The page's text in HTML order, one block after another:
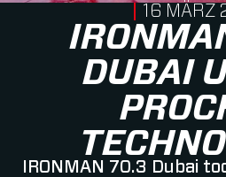
DUBAI
IRONMAN 70.3 Dubai
16 MÄRZ